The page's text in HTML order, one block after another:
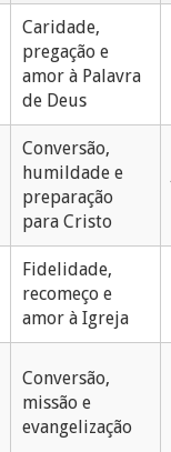
Caridade,
pregação e
amor à Palavra
de Deus
Conversão,
humildade e
preparação
para Cristo
Fidelidade,
recomeço e
amor à Igreja
Conversão,
missão e
evangelização